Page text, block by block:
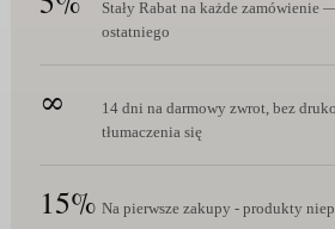
Stały Rabat na każde zamówienie
ostatniego
∞
14 dni na darmowy zwrot, bez
tłumaczenia się
15% Na pierwsze zakupy - produkty